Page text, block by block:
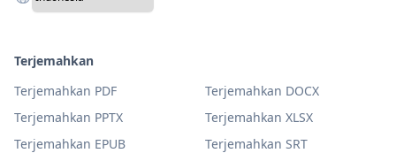
Terjemahkan
Terjemahkan PDF
Terjemahkan DOCX
Terjemahkan PPTX
Terjemahkan XLSX
Terjemahkan EPUB
Terjemahkan SRT